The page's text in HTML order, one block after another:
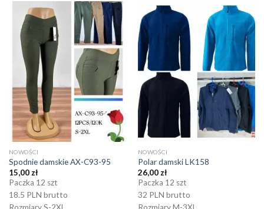
NOWOŚCI
Spodnie damskie AX-C93-95
15,00zł
Paczka 12 szt
18.5 PLN brutto
NOWOŚCI
Polar damski LK158
26,00zł
Paczka 12 szt
32 PLN brutto